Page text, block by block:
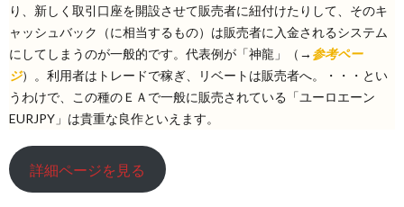
り、新しく取引口座を開設させて販売者に紐付けたりして、そのキ
ャッシュバック（に相当するもの）は販売者に入金されるシステム
にしてしまうのが一般的です。代表例が「神龍」（→ 参考ペー
ジ）。利用者はトレードで稼ぎ、リベートは販売者へ。・・・とい
うわけで、この種のＥＡで一般に販売されている「ユーロエーン
EURJPY」は貴重な良作といえます。
詳細ページを見る